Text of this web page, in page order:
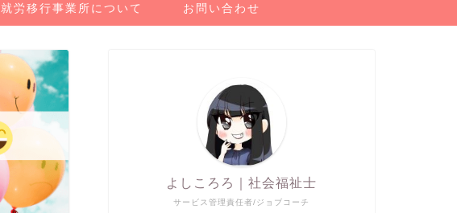
就労移行事業所について お問い合わせ
サービス管理責任者/ジョブコーチ
よしころろ｜社会福祉士